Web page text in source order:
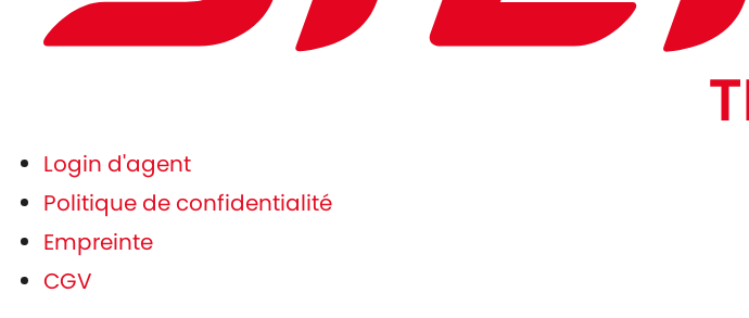
Login d'agent
Politique de confidentialité
Empreinte
CGV